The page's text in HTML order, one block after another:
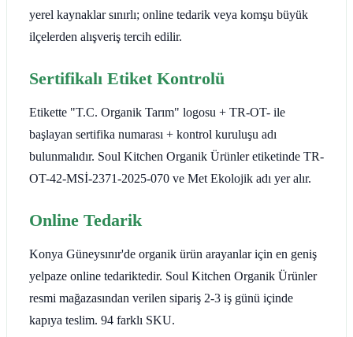
yerel kaynaklar sınırlı; online tedarik veya komşu büyük
ilçelerden alışveriş tercih edilir.
Sertifikalı Etiket Kontrolü
Etikette "T.C. Organik Tarım" logosu + TR-OT- ile
başlayan sertifika numarası + kontrol kuruluşu adı
bulunmalıdır. Soul Kitchen Organik Ürünler etiketinde TR-
OT-42-MSİ-2371-2025-070 ve Met Ekolojik adı yer alır.
Online Tedarik
Konya Güneysınır'de organik ürün arayanlar için en geniş
yelpaze online tedariktedir. Soul Kitchen Organik Ürünler
resmi mağazasından verilen sipariş 2-3 iş günü içinde
kapıya teslim. 94 farklı SKU.